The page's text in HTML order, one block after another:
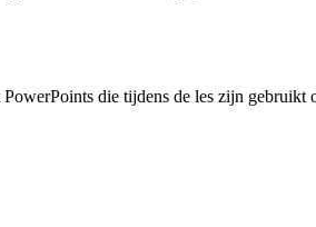
die tijdens de les zijn gebruikt